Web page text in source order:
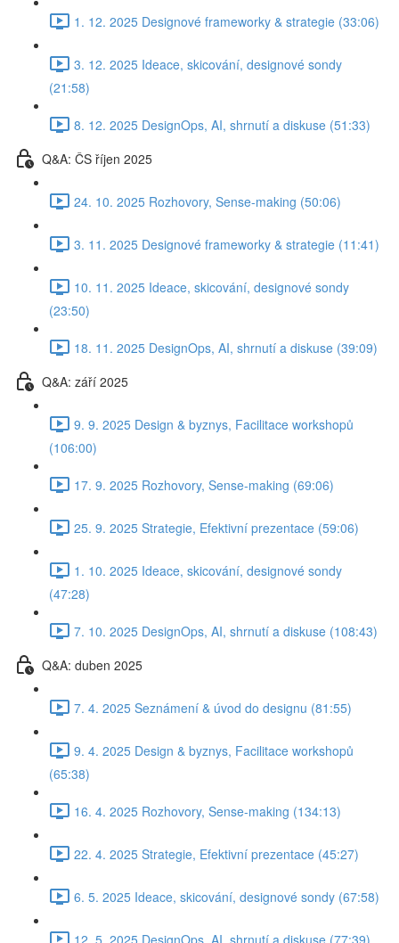
1. 12. 2025 Designové frameworky & strategie (33:06)
3. 12. 2025 Ideace, skicování, designové sondy
(21:58)
8. 12. 2025 DesignOps, AI, shrnutí a diskuse (51:33)
Q&A: ČS říjen 2025
24. 10. 2025 Rozhovory, Sense-making (50:06)
3. 11. 2025 Designové frameworky & strategie (11:41)
10. 11. 2025 Ideace, skicování, designové sondy
(23:50)
18. 11. 2025 DesignOps, AI, shrnutí a diskuse (39:09)
Q&A: září 2025
9. 9. 2025 Design & byznys, Facilitace workshopů
(106:00)
17. 9. 2025 Rozhovory, Sense-making (69:06)
25. 9. 2025 Strategie, Efektivní prezentace (59:06)
1. 10. 2025 Ideace, skicování, designové sondy
(47:28)
7. 10. 2025 DesignOps, AI, shrnutí a diskuse (108:43)
Q&A: duben 2025
7. 4. 2025 Seznámení & úvod do designu (81:55)
9. 4. 2025 Design & byznys, Facilitace workshopů
(65:38)
16. 4. 2025 Rozhovory, Sense-making (134:13)
22. 4. 2025 Strategie, Efektivní prezentace (45:27)
6. 5. 2025 Ideace, skicování, designové sondy (67:58)
12. 5. 2025 DesignOps, AI, shrnutí a diskuse (77:39)